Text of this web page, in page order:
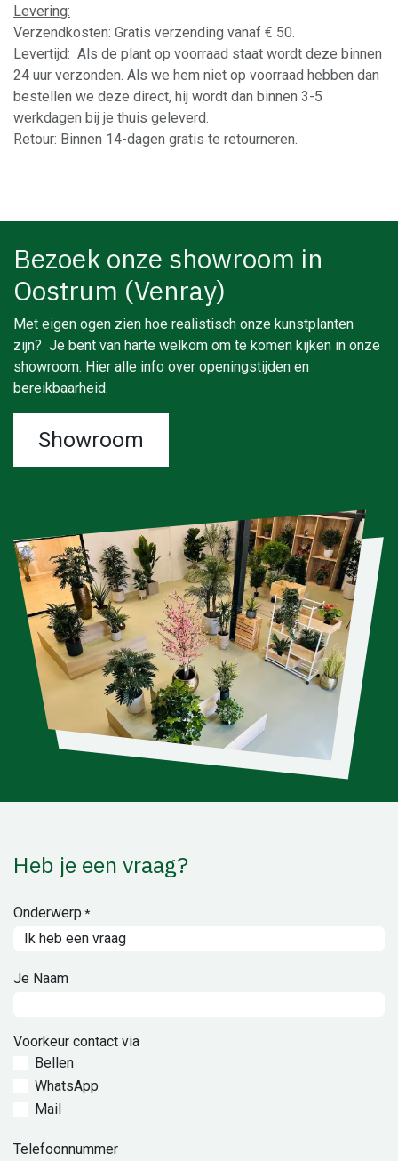
Levering:
Verzendkosten: Gratis verzending vanaf € 50.
Levertijd: Als de plant op voorraad staat wordt deze binnen
24 uur verzonden. Als we hem niet op voorraad hebben dan
bestellen we deze direct, hij wordt dan binnen 3-5
werkdagen bij je thuis geleverd.
Retour: Binnen 14-dagen gratis te retourneren.
Bezoek onze showroom in
Oostrum (Venray)
Met eigen ogen zien hoe realistisch onze kunstplanten
zijn? Je bent van harte welkom om te komen kijken in onze
showroom. Hier alle info over openingstijden en
bereikbaarheid.
Showroom
Heb je een vraag?
Onderwerp *
Je Naam
Voorkeur contact via
Bellen
WhatsApp
Mail
Telefoonnummer